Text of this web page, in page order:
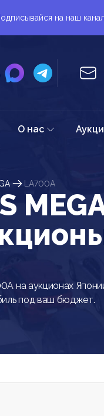
на наш
О нас
LA700A
на аукционах
под ваш бюджет.